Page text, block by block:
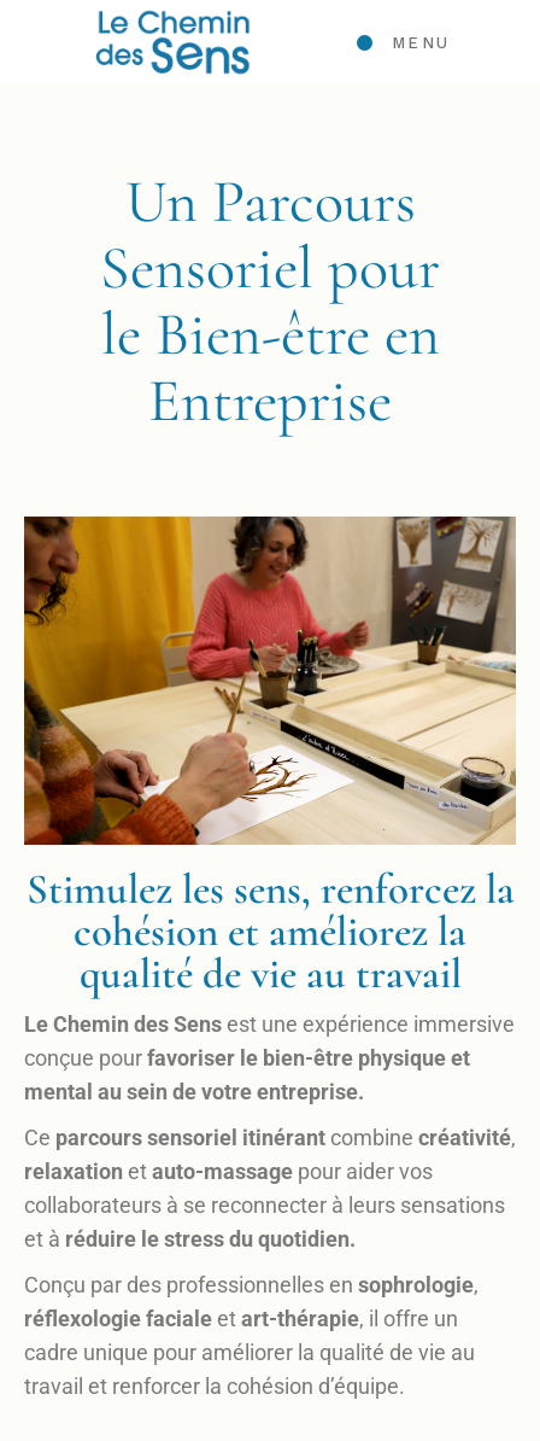
MENU
Un Parcours
Sensoriel pour
le Bien-être en
Entreprise
Stimulez les sens, renforcez la
cohésion et améliorez la
qualité de vie au travail
Le Chemin des Sens est une expérience immersive
conçue pourfavoriser le bien-être physique et
mental au sein de votre entreprise.
Ce parcours sensoriel itinérant combine créativité,
relaxation etauto-massage pour aider vos
collaborateurs à se reconnecter à leurs sensations
et à réduire le stress du quotidien.
Conçu par des professionnelles en sophrologie,
réflexologiefaciale etart-thérapie, il offre un
cadre unique pour améliorer la qualité de vie au
travail et renforcer la cohésion d’équipe.